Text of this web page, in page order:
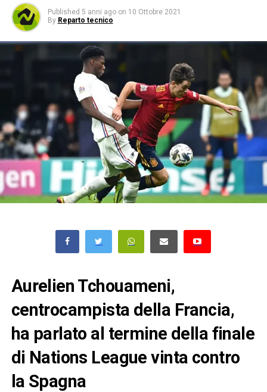
Published 5 anni ago on 10 Ottobre 2021
By Reparto tecnico
Aurelien Tchouameni,
centrocampista della Francia,
ha parlato al termine della finale
di Nations League vinta contro
la Spagna